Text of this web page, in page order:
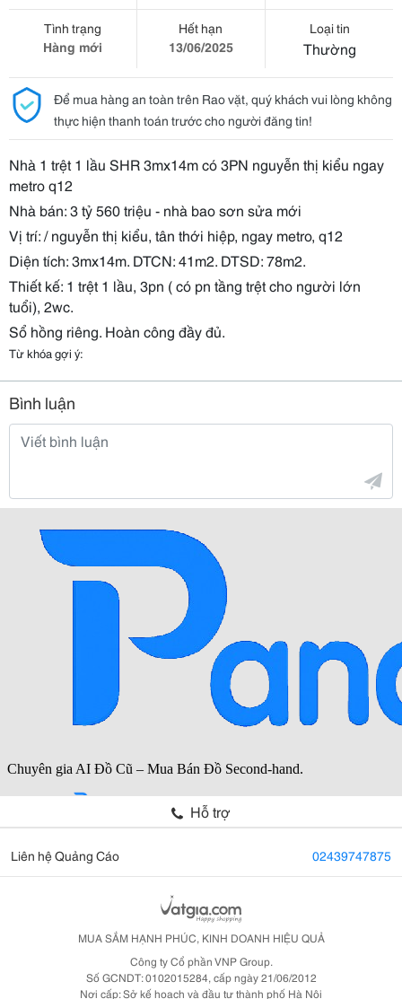
Tình trạng
Hàng mới
Hết hạn
13/06/2025
Loại tin
Thường
Để mua hàng an toàn trên Rao vặt, quý khách vui lòng không
thực hiện thanh toán trước cho người đăng tin!
Nhà 1 trệt 1 lầu SHR 3mx14m có 3PN nguyễn thị kiểu ngay
metro q12
Nhà bán: 3 tỷ 560 triệu - nhà bao sơn sửa mới
Vị trí: / nguyễn thị kiểu, tân thới hiệp, ngay metro, q12
Diện tích: 3mx14m. DTCN: 41m2. DTSD: 78m2.
Thiết kế: 1 trệt 1 lầu, 3pn ( có pn tầng trệt cho người lớn
tuổi), 2wc.
Sổ hồng riêng. Hoàn công đầy đủ.
Từ khóa gợi ý:
Bình luận
Hỗ trợ
Liên hệ Quảng Cáo 02439747875
MUA SẮM HẠNH PHÚC, KINH DOANH HIỆU QUẢ
Công ty Cổ phần VNP Group.
Số GCNDT: 0102015284, cấp ngày 21/06/2012
Nơi cấp: Sở kế hoạch và đầu tư thành phố Hà Nội